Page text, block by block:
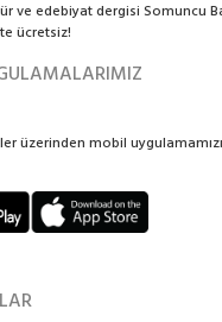
ve edebiyat dergisi Somuncu
ücretsiz!
üzerinden mobil